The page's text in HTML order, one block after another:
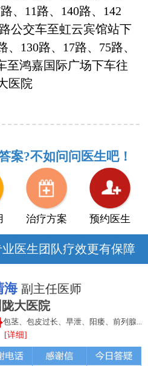
、11路、140路、142
公交车至虹云宾馆站下
130路、17路、75路、
至鸿嘉国际广场下车往
医院
案?不如问问医生吧！
治疗方案 预约医生
医生团队疗效更有保障
海 副主任医师
大医院
包茎、包皮过长、早泄、阳痿、前列腺...
[详细]